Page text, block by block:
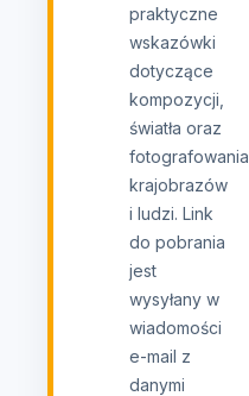
praktyczne
wskazówki
dotyczące
kompozycji,
światła oraz
fotografowania
krajobrazów
i ludzi. Link
do pobrania
jest
wysyłany w
wiadomości
e-mail z
danymi